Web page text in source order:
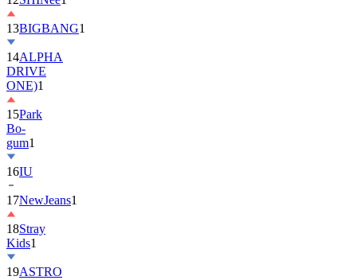
13BIGBANG1
14ALPHA
DRIVE
ONE)1
15Park
Bo-
gum1
16IU
17NewJeans1
18Stray
Kids1
19ASTRO